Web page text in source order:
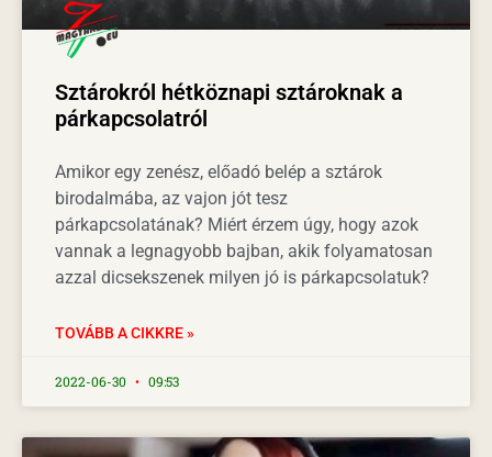
Sztárokról hétköznapi sztároknak a
párkapcsolatról
Amikor egy zenész, előadó belép a sztárok
birodalmába, az vajon jót tesz
párkapcsolatának? Miért érzem úgy, hogy azok
vannak a legnagyobb bajban, akik folyamatosan
azzal dicsekszenek milyen jó is párkapcsolatuk?
TOVÁBB A CIKKRE »
2022-06-30 09:53